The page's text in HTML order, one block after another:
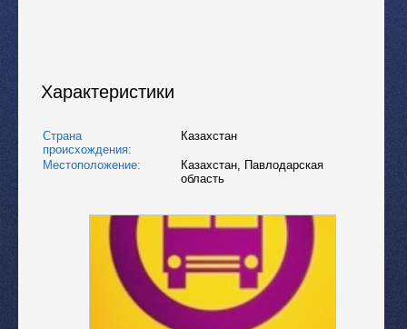
Характеристики
Страна
происхождения:
Казахстан
Местоположение: Казахстан, Павлодарская
область